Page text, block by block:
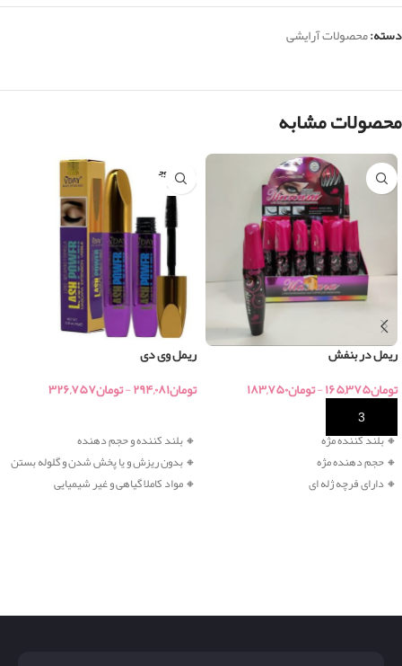
دسته:محصولات آرایشی
محصولات مشابه
ریمل در بنفش
تومان۱۶۵,۳۷۵-تومان۱۸۳,۷۵۰
🔸 بلند کننده مژه
🔸حجم دهنده مژه
🔸دارای فرچه ژله ای
اتمام موج
ودی
ریمل وی دی
تومان۲۹۴,۰۸۱-تومان۳۲۶,۷۵۷
🔸 بلند کننده وحجم دهنده
🔸 بدون ریزش و یا پخش شدن و گلوله بستن
🔸 مواد کاملا گیاهی و غیر شیمیایی